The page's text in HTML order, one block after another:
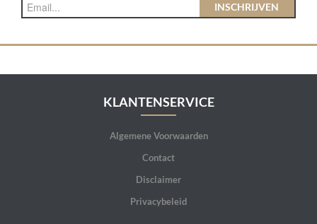
INSCHRIJVEN
KLANTENSERVICE
Algemene Voorwaarden
Contact
Disclaimer
Privacybeleid